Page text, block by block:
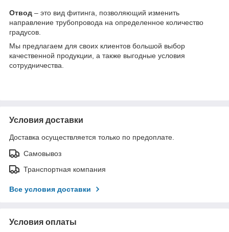
Отвод – это вид фитинга, позволяющий изменить
направление трубопровода на определенное количество
градусов.
Мы предлагаем для своих клиентов большой выбор
качественной продукции, а также выгодные условия
сотрудничества.
Условия доставки
Доставка осуществляется только по предоплате.
Самовывоз
Транспортная компания
Все условия доставки
Условия оплаты